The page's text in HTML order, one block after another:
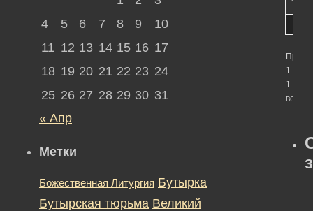
1
1 по 1
всего)
4
5 6 7 8 9
10
11 12 13 14 15 16 17
18 19 20 21 22 23 24
25 26 27 28 29 30 31
« Апр
Метки
Божественная Литургия Бутырка
Бутырская тюрьма Великий